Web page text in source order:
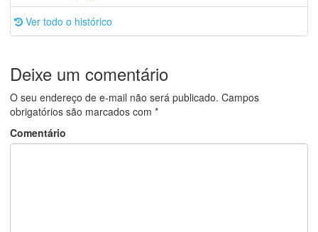
Ver todo o histórico
Deixe um comentário
O seu endereço de e-mail não será publicado. Campos
obrigatórios são marcados com *
Comentário